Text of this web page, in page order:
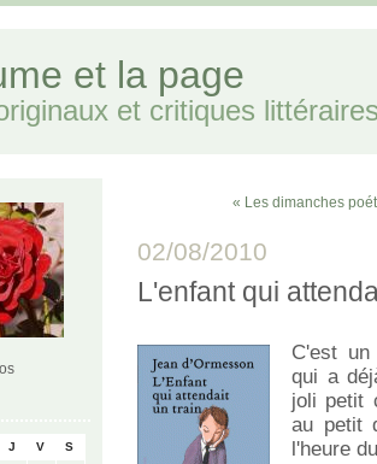
et la page
et critiques
J V
S
« Les dimanches
02/08/2010
L'enfant qui
C'est un
qui a
joli petit
au petit
l'heure